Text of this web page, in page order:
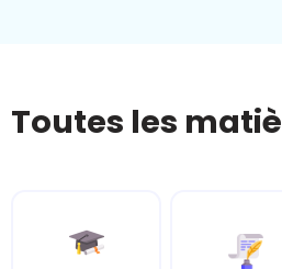
Toutes les